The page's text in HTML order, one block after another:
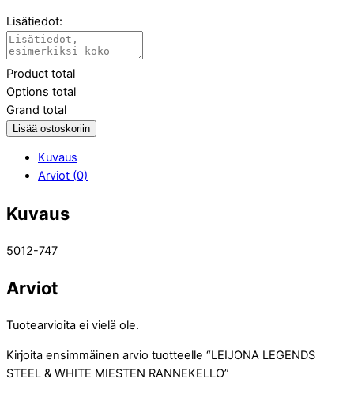
Lisätiedot:
Product total
Options total
Grand total
Lisää ostoskoriin
Kuvaus
Arviot (0)
Kuvaus
5012-747
Arviot
Tuotearvioita ei vielä ole.
Kirjoita ensimmäinen arvio tuotteelle “LEIJONA LEGENDS
STEEL & WHITE MIESTEN RANNEKELLO”